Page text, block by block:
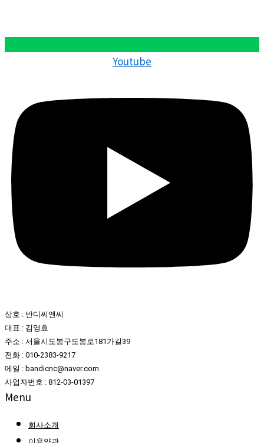
Youtube
상호 : 반디씨앤씨
대표 : 김영효
주소 : 서울시도봉구도봉로181가길39
전화 : 010-2383-9217
메일 : bandicnc@naver.com
사업자번호 : 812-03-01397
Menu
회사소개